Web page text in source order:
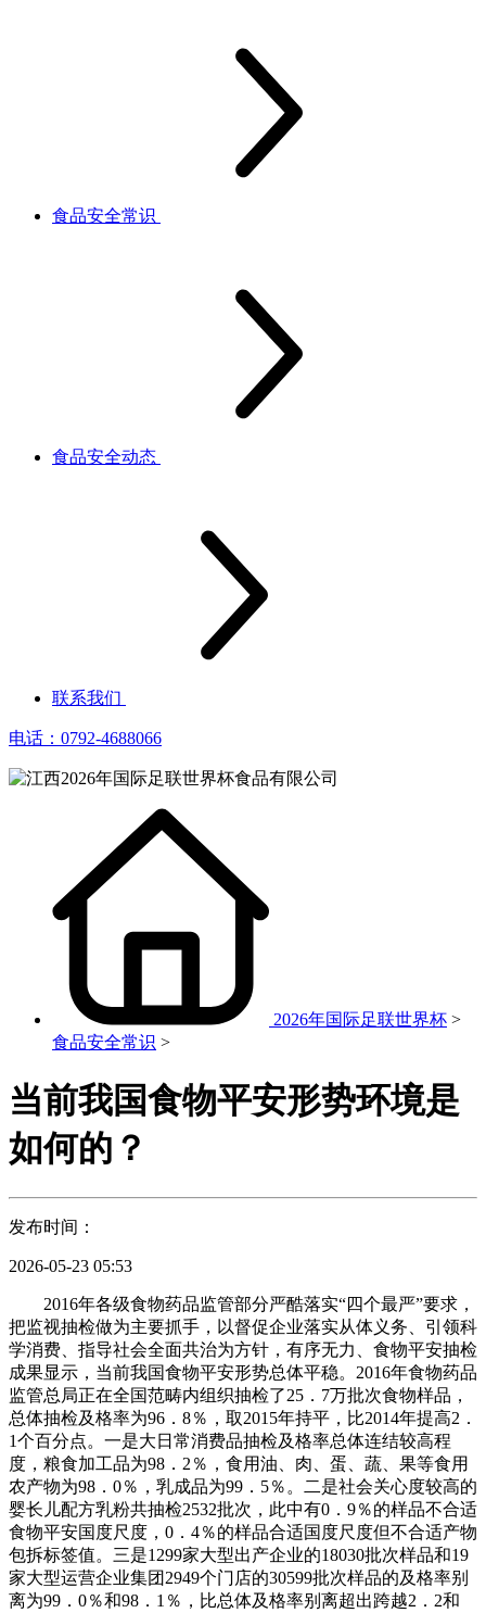
食品安全常识
食品安全动态
联系我们
电话：0792-4688066
2026年国际足联世界杯 >
食品安全常识 >
当前我国食物平安形势环境是
如何的？
发布时间：
2026-05-23 05:53
2016年各级食物药品监管部分严酷落实“四个最严”要求，
把监视抽检做为主要抓手，以督促企业落实从体义务、引领科
学消费、指导社会全面共治为方针，有序无力、食物平安抽检
成果显示，当前我国食物平安形势总体平稳。2016年食物药品
监管总局正在全国范畴内组织抽检了25．7万批次食物样品，
总体抽检及格率为96．8％，取2015年持平，比2014年提高2．
1个百分点。一是大日常消费品抽检及格率总体连结较高程
度，粮食加工品为98．2％，食用油、肉、蛋、蔬、果等食用
农产物为98．0％，乳成品为99．5％。二是社会关心度较高的
婴长儿配方乳粉共抽检2532批次，此中有0．9％的样品不合适
食物平安国度尺度，0．4％的样品合适国度尺度但不合适产物
包拆标签值。三是1299家大型出产企业的18030批次样品和19
家大型运营企业集团2949个门店的30599批次样品的及格率别
离为99．0％和98．1％，比总体及格率别离超出跨越2．2和